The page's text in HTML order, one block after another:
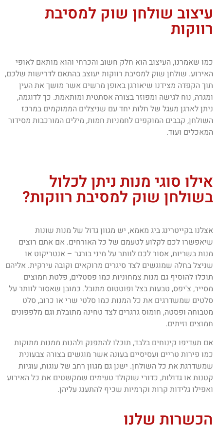
עיצוב שולחן שוק למסיבת
רווקות
כמו שאמרנו, העיצוב הוא חלק חשוב והכרחי והוא מותאם לאופי
האירוע. שולחן שוק למסיבת רווקות יעוצב בהתאם לדרישות שלכם,
תוך הקפדה מצידנו שיאורגן באופן מרשים אשר מושך את העין
ומגרה, נוח לגישה ומפוזר בצורה אסתטית ומותאמת. כך לדוגמה,
ניתן לארגן מעגל של חלות יחד עם שניצלים הממוקמים במרכז
השולחן, קבבים המוקפים לחמניות חמות, מילים המורכבות מסידור
המאכלים ועוד.
אילו סוגי מנות ניתן לכלול
בשולחן שוק למסיבת רווקות?
אצלנו בקייטרינג ביג מאמא, יש מגוון גדול של מנות שונות
שיאפשרו לכם לקלוע לטעמם של כל האורחים. אם אתם רוצים
מנות בשריות, אסור לכם לוותר על מיני בורגר – אנטריקוט או
שניצל בחלה שמוגשים לצד סיגרים מרוקאים וקובה עירקית. אליהם
תוכלו להוסיף גם מנות צמחוניות כמו פסטלים, פלטת חמוצים
מסייר, צ'יפס, טבעות בצל ופוטטוס מתובל. כמובן שאסור לוותר על
סלטים שמשדרגים את כל המנות כמו סלטי שרי או כרוב, סלט
מטבוחה ופסטה, חומוס גרגרים לצד טחינה מתובלת וגם מלפפונים
חמוצים וזיתים.
אם תעדיפו קינוחים בלבד, תוכלו להתפנק ולהנות ממנות מתוקות
כמו פירות טריים ועסיסיים בעונה אשר מוגשים בצורה צבעונית
שמשדרגת את כל השולחן. ישנן גם מגוון רחב של עוגות, עוגיות
קטנות או גדולות, כדורי שוקולד טעימים שמקשטים את כל האירוע
ואפילו גלידות קרות וקרמיות שכיף להתענג עליהן.
הכשרות שלנו